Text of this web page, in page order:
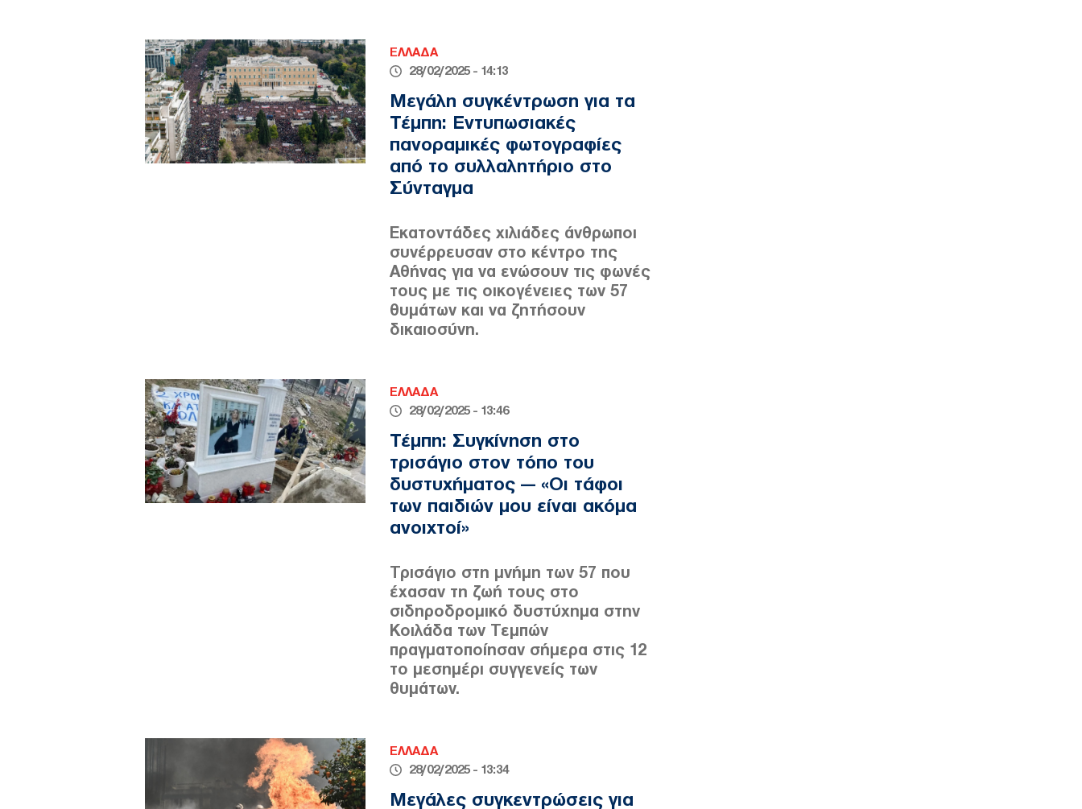
ΕΛΛΑΔΑ
28/02/2025 - 14:13
Μεγάλη συγκέντρωση για τα
Τέμπη: Εντυπωσιακές
πανοραμικές φωτογραφίες
από το συλλαλητήριο στο
Σύνταγμα
Εκατοντάδες χιλιάδες άνθρωποι
συνέρρευσαν στο κέντρο της
Αθήνας για να ενώσουν τις φωνές
τους με τις οικογένειες των 57
θυμάτων και να ζητήσουν
δικαιοσύνη.
ΕΛΛΑΔΑ
28/02/2025 - 13:46
Τέμπη: Συγκίνηση στο
τρισάγιο στον τόπο του
δυστυχήματος — «Οι τάφοι
των παιδιών μου είναι ακόμα
ανοιχτοί»
Τρισάγιο στη μνήμη των 57 που
έχασαν τη ζωή τους στο
σιδηροδρομικό δυστύχημα στην
Κοιλάδα των Τεμπών
πραγματοποίησαν σήμερα στις 12
το μεσημέρι συγγενείς των
θυμάτων.
ΕΛΛΑΔΑ
28/02/2025 - 13:34
Μεγάλες συγκεντρώσεις για